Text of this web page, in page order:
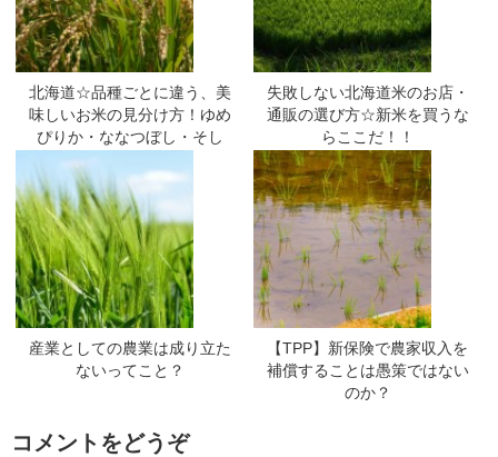
北海道☆品種ごとに違う、美
味しいお米の見分け方！ゆめ
ぴりか・ななつぼし・そし
失敗しない北海道米のお店・
通販の選び方☆新米を買うな
らここだ！！
産業としての農業は成り立た
ないってこと？
【TPP】新保険で農家収入を
補償することは愚策ではない
のか？
コメントをどうぞ